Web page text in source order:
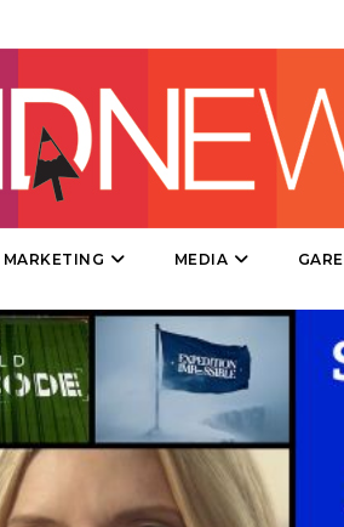
DESIGN
PRODOTTI
PUNTI VENDITA
MARKETING MEDIA GARE